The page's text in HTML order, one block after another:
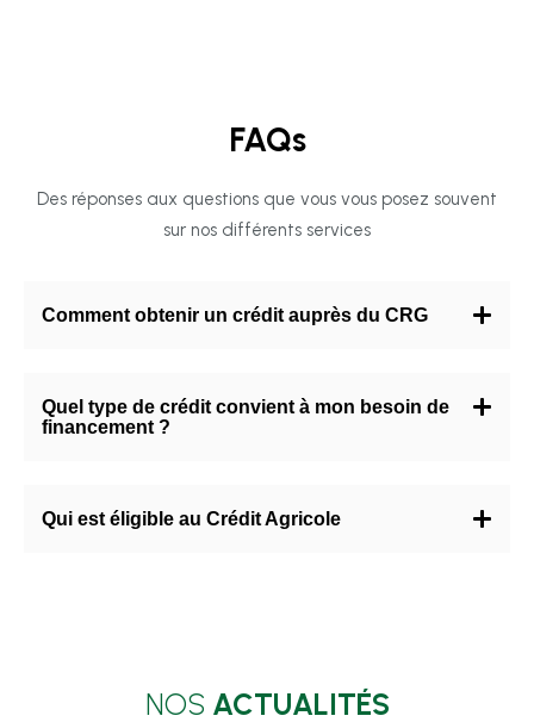
FAQs
Des réponses aux questions que vous vous posez souvent
sur nos différents services
Comment obtenir un crédit auprès du CRG
Quel type de crédit convient à mon besoin de
financement ?
Qui est éligible au Crédit Agricole
NOS ACTUALITÉS